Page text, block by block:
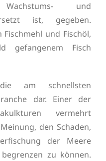
und
ist, gegeben.
und Fischöl,
gefangenem Fisch
am schnellsten
dar. Einer der
vermehrt
den Schaden,
der Meere
zu können.